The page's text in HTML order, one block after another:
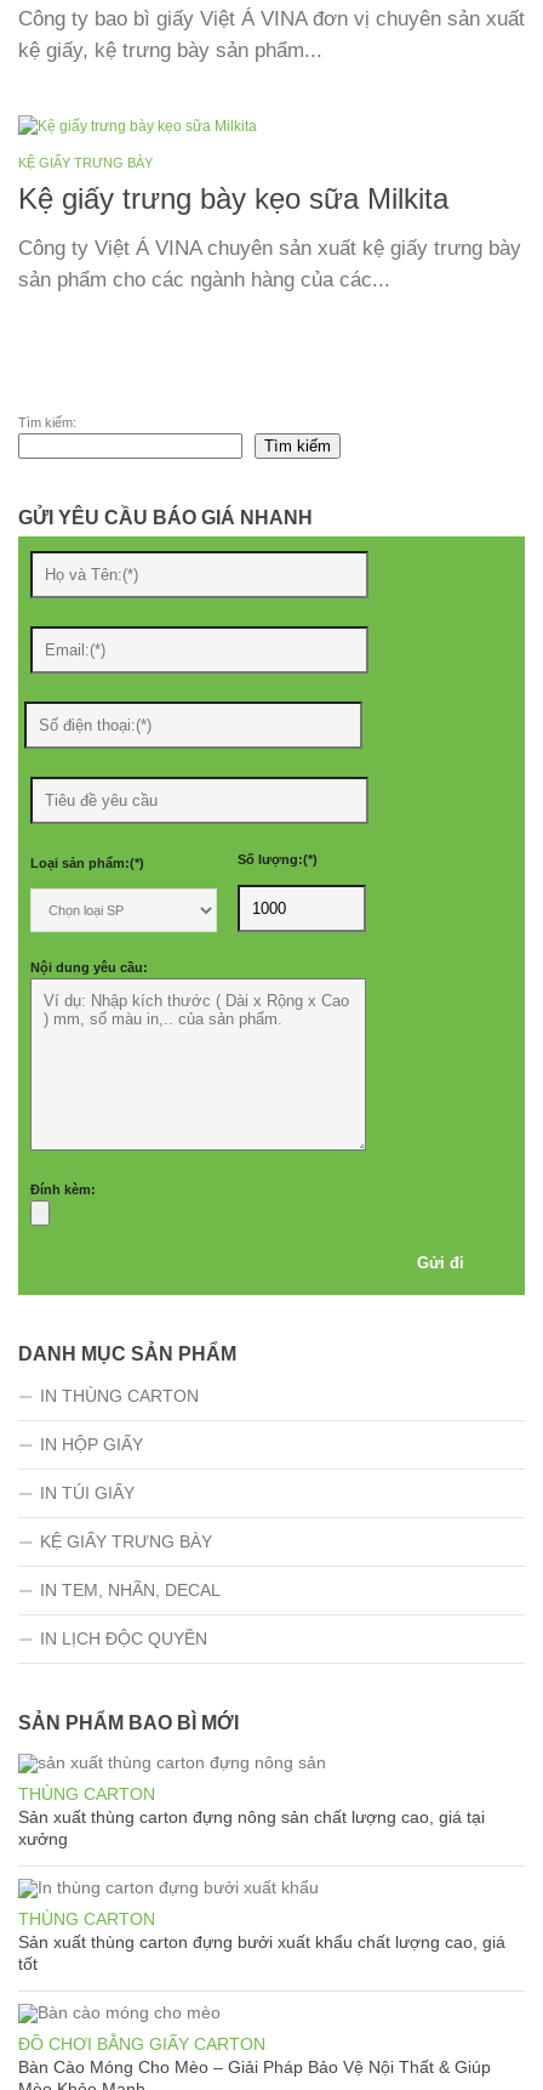
Công ty bao bì giấy Việt Á VINA đơn vị chuyên sản xuất
kệ giấy, kệ trưng bày sản phẩm...
KỆ GIẤY TRƯNG BÀY
Kệ giấy trưng bày kẹo sữa Milkita
Công ty Việt Á VINA chuyên sản xuất kệ giấy trưng bày
sản phẩm cho các ngành hàng của các...
Tìm kiếm:
Tìm kiếm
GỬI YÊU CẦU BÁO GIÁ NHANH
Loại sản phẩm:(*) Số lượng:(*)
Nội dung yêu cầu:
Đính kèm:
DANH MỤC SẢN PHẨM
IN THÙNG CARTON
IN HỘP GIẤY
IN TÚI GIẤY
KỆ GIẤY TRƯNG BÀY
IN TEM, NHÃN, DECAL
IN LỊCH ĐỘC QUYỀN
SẢN PHẨM BAO BÌ MỚI
THÙNG CARTON
Sản xuất thùng carton đựng nông sản chất lượng cao, giá tại
xưởng
THÙNG CARTON
Sản xuất thùng carton đựng bưởi xuất khẩu chất lượng cao, giá
tốt
ĐỒ CHƠI BẰNG GIẤY CARTON
Bàn Cào Móng Cho Mèo – Giải Pháp Bảo Vệ Nội Thất & Giúp